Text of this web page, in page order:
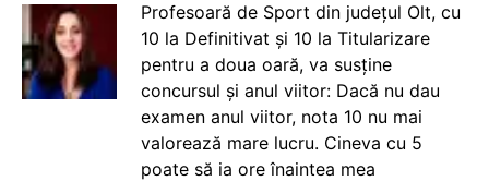
Profesoară de Sport din județul Olt, cu
10 la Definitivat și 10 la Titularizare
pentru a doua oară, va susține
concursul și anul viitor: Dacă nu dau
examen anul viitor, nota 10 nu mai
valorează mare lucru. Cineva cu 5
poate să ia ore înaintea mea